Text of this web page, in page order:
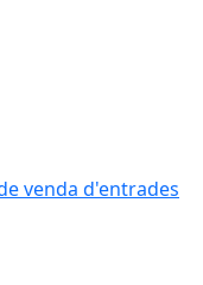
venda d'entrades